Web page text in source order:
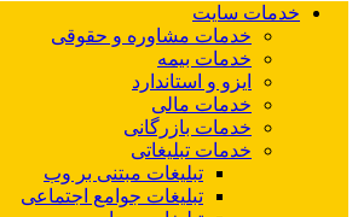
خدمات سایت
خدمات مشاوره و حقوقی
خدمات بیمه
ایزو و استاندارد
خدمات مالی
خدمات بازرگانی
خدمات تبلیغاتی
تبلیغات مبتنی بر وب
تبلیغات جوامع اجتماعی